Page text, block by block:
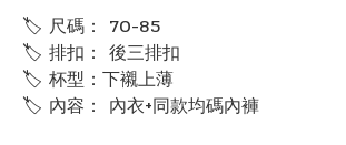
🏷 尺碼： 70-85
🏷 排扣： 後三排扣
🏷 杯型：下襯上薄
🏷 內容： 內衣+同款均碼內褲